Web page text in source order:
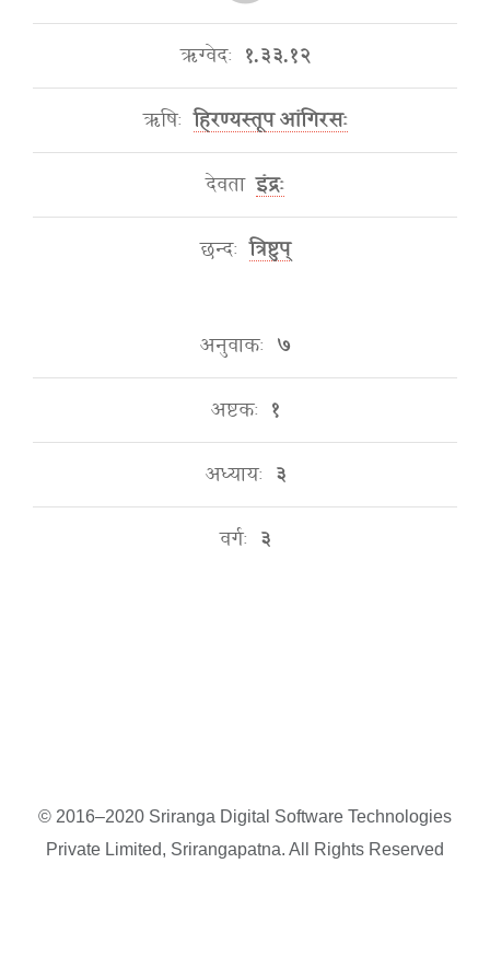
ऋग्वेदः १.३३.१२
ऋषिः हिरण्यस्तूप आंगिरसः
देवता इंद्रः
छन्दः त्रिष्टुप्
अनुवाकः ७
अष्टकः १
अध्यायः ३
वर्गः ३
© 2016–2020 Sriranga Digital Software Technologies
Private Limited, Srirangapatna. All Rights Reserved